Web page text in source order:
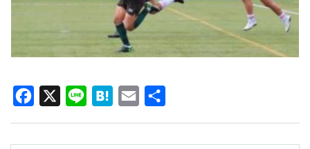
Facebook Line HatenaEmail